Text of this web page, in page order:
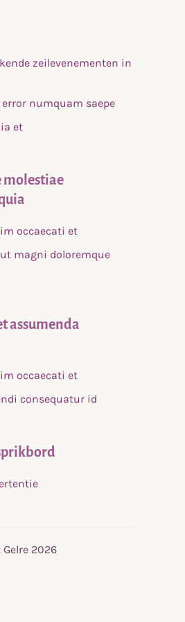
zeilevenementen in
numquam saepe
et
molestiae
occaecati et
magni doloremque
assumenda
occaecati et
consequatur id
2026